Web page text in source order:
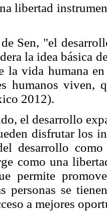
libertad
Sen, "el
la idea básica
la vida humana
humanos viven,
2012).
el desarrollo
disfrutar los
desarrollo
como una
permite
personas se
a mejores